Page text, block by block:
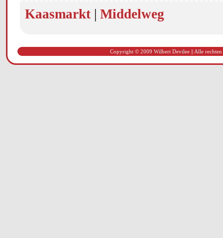
Kaasmarkt | Middelweg
Copyright © 2009 Wilbert Devilee || Alle